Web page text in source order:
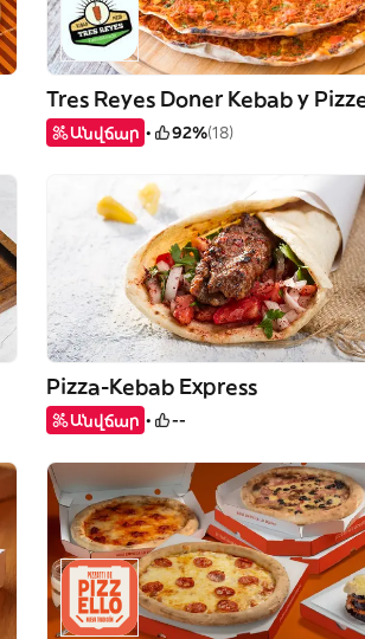
Անվճար 92%(18)
Pizza-Kebab Express
Անվճար --